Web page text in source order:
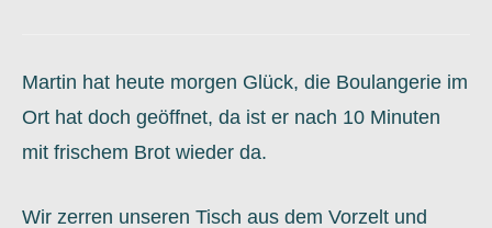
Martin hat heute morgen Glück, die Boulangerie im
Ort hat doch geöffnet, da ist er nach 10 Minuten
mit frischem Brot wieder da.
Wir zerren unseren Tisch aus dem Vorzelt und